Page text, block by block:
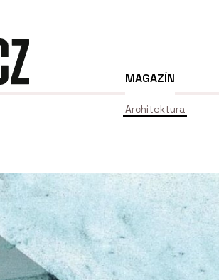
MAGAZÍN
Architektura